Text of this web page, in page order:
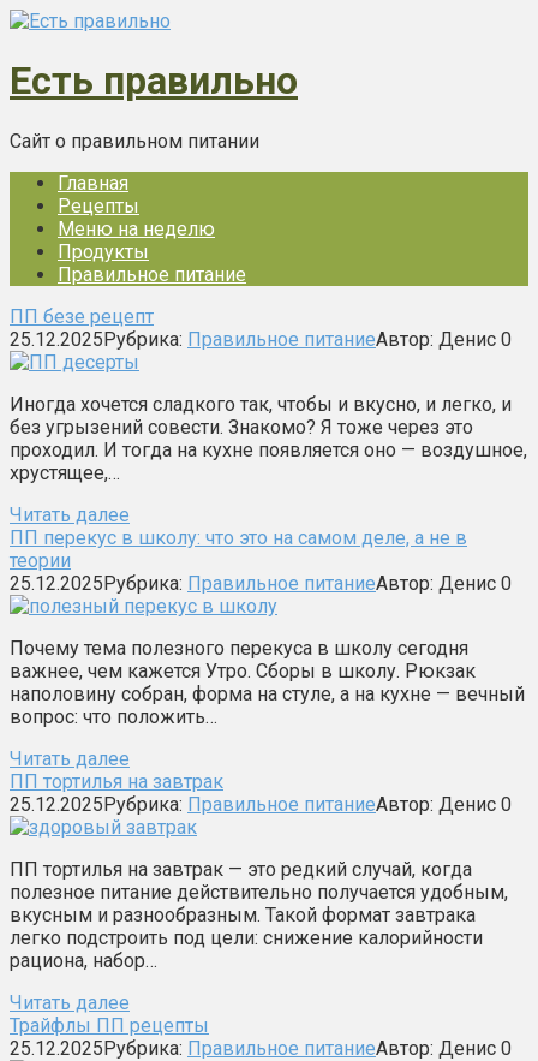
Перейти
контенту
Есть правильно
Сайт о правильном питании
Главная
Рецепты
Меню на неделю
Продукты
Правильное питание
ПП безе рецепт
25.12.2025Рубрика: Правильное питаниеАвтор: Денис 0
Иногда хочется сладкого так, чтобы и вкусно, и легко, и
без угрызений совести. Знакомо? Я тоже через это
проходил. И тогда на кухне появляется оно — воздушное,
хрустящее,…
Читать далее
ПП перекус в школу: что это на самом деле, а не в
теории
25.12.2025Рубрика: Правильное питаниеАвтор: Денис 0
Почему тема полезного перекуса в школу сегодня
важнее, чем кажется Утро. Сборы в школу. Рюкзак
наполовину собран, форма на стуле, а на кухне — вечный
вопрос: что положить…
Читать далее
ПП тортилья на завтрак
25.12.2025Рубрика: Правильное питаниеАвтор: Денис 0
ПП тортилья на завтрак — это редкий случай, когда
полезное питание действительно получается удобным,
вкусным и разнообразным. Такой формат завтрака
легко подстроить под цели: снижение калорийности
рациона, набор…
Читать далее
Трайфлы ПП рецепты
25.12.2025Рубрика: Правильное питаниеАвтор: Денис 0